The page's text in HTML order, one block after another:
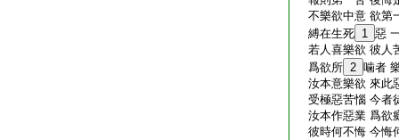
不樂欲中意 欲第
縛在生死 1 惡
若人喜樂欲 彼人
爲欲所 2 噛者
汝本意樂欲 來此
受極惡苦惱 今者
汝本作惡業 爲欲
彼時何不悔 今悔